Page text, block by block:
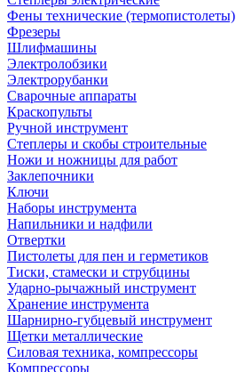
Фены технические (термопистолеты)
Фрезеры
Шлифмашины
Электролобзики
Электрорубанки
Сварочные аппараты
Краскопульты
Ручной инструмент
Степлеры и скобы строительные
Ножи и ножницы для работ
Заклепочники
Ключи
Наборы инструмента
Напильники и надфили
Отвертки
Пистолеты для пен и герметиков
Тиски, стамески и струбцины
Ударно-рычажный инструмент
Хранение инструмента
Шарнирно-губцевый инструмент
Щетки металлические
Силовая техника, компрессоры
Компрессоры